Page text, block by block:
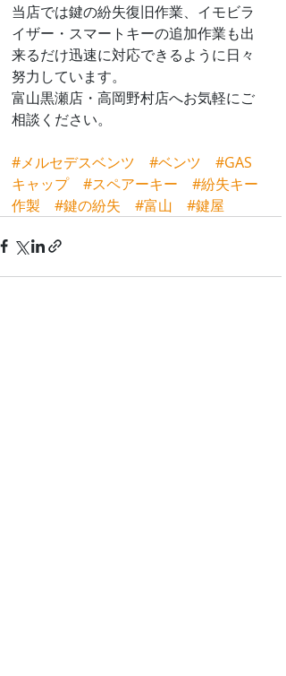
当店では鍵の紛失復旧作業、イモビラ
イザー・スマートキーの追加作業も出
来るだけ迅速に対応できるように日々
努力しています。
富山黒瀬店・高岡野村店へお気軽にご
相談ください。
#メルセデスベンツ #ベンツ
#GAS
キャップ
#スペアーキー
#紛失キー
作製
#鍵の紛失 #富山 #鍵屋